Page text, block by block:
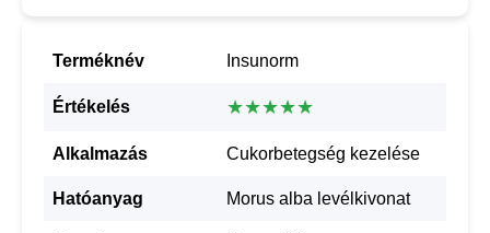
Terméknév Insunorm
Értékelés ★★★★★
Alkalmazás Cukorbetegség kezelése
Hatóanyag Morus alba levélkivonat